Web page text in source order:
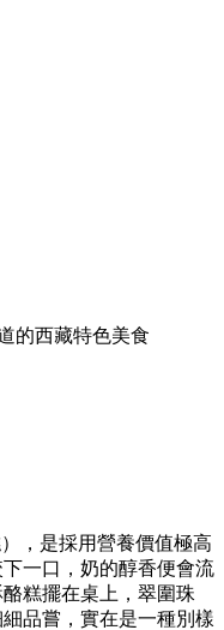
的西藏特色美食
，是採用營養價值極高
一口，奶的醇香便會流
糕擺在桌上，翠圍珠
品嘗，實在是一種別樣